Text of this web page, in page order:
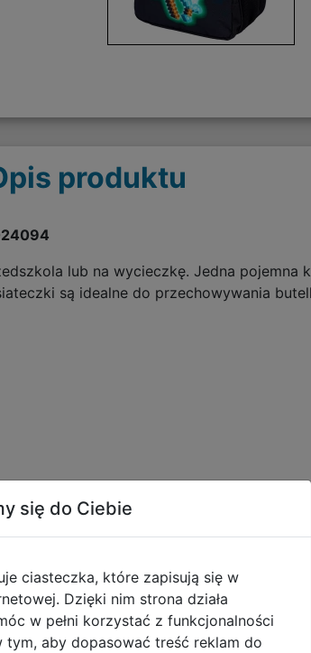
produktu
lub na wycieczkę. Jedna pojemna
są idealne do przechowywania
się do Ciebie
ciasteczka, które zapisują się w
Dzięki nim strona działa
w pełni korzystać z funkcjonalności
tym, aby dopasować treść reklam do